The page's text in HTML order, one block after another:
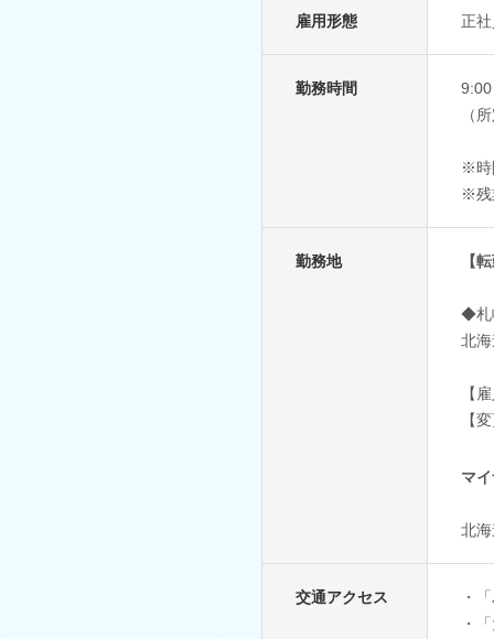
雇用形態 正
勤務時間
（
※時
※残
勤務地 【
◆札
北
【
【
マ
北
交通アクセス
・
・